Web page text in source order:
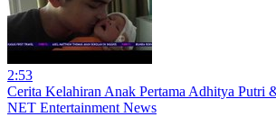
2:53
Cerita Kelahiran Anak Pertama Adhitya Putri
NET Entertainment News